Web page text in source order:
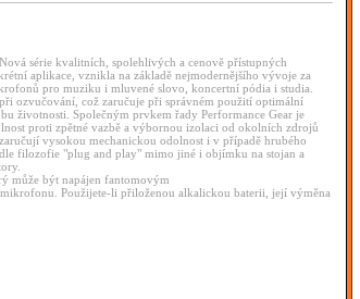
série kvalitních, spolehlivých a cenově přístupných
aplikace, vznikla na základě nejmodernějšího vývoje za
pro muziku i mluvené slovo, koncertní pódia i studia.
ozvučování, což zaručuje při správném použití optimální
životnosti. Společným prvkem řady Performance Gear je
proti zpětné vazbě a výbornou izolaci od okolních zdrojů
vysokou mechanickou odolnost i v případě hrubého
filozofie "plug and play" mimo jiné i objímku na stojan a
může být napájen fantomovým
Použijete-li přiloženou alkalickou baterii, její výměna